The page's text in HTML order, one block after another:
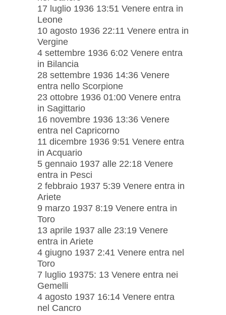
17 luglio 1936 13:51 Venere entra in
Leone
10 agosto 1936 22:11 Venere entra in
Vergine
4 settembre 1936 6:02 Venere entra
in Bilancia
28 settembre 1936 14:36 ​​Venere
entra nello Scorpione
23 ottobre 1936 01:00 Venere entra
in Sagittario
16 novembre 1936 13:36 Venere
entra nel Capricorno
11 dicembre 1936 9:51 Venere entra
in Acquario
5 gennaio 1937 alle 22:18 Venere
entra in Pesci
2 febbraio 1937 5:39 Venere entra in
Ariete
9 marzo 1937 8:19 Venere entra in
Toro
13 aprile 1937 alle 23:19 Venere
entra in Ariete
4 giugno 1937 2:41 Venere entra nel
Toro
7 luglio 19375: 13 Venere entra nei
Gemelli
4 agosto 1937 16:14 Venere entra
nel Cancro